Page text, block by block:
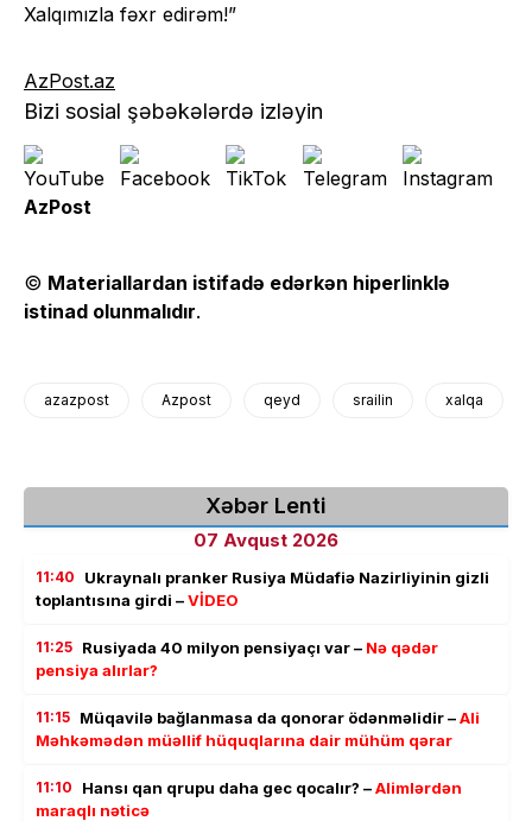
Xalqımızla fəxr edirəm!”
AzPost.az
Bizi sosial şəbəkələrdə izləyin
AzPost
© Materiallardan istifadə edərkən hiperlinklə
istinad olunmalıdır.
azazpost Azpost qeyd srailin xalqa
Xəbər Lenti
07 Avqust 2026
11:40
Ukraynalı pranker Rusiya Müdafiə Nazirliyinin gizli
toplantısına girdi –VİDEO
11:25 Rusiyada 40 milyon pensiyaçı var – Nə qədər
pensiya alırlar?
11:15 Müqavilə bağlanmasa da qonorar ödənməlidir –Ali
Məhkəmədən müəllif hüquqlarına dair mühüm qərar
11:10 Hansı qan qrupu daha gec qocalır? –Alimlərdən
maraqlı nəticə